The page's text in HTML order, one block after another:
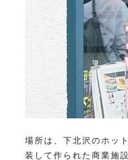
場所は、下北沢のホッ
装して作られた商業施